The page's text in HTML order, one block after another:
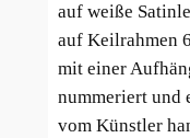
auf weiße
auf Keilrahmen
mit einer
nummeriert und
vom Künstler